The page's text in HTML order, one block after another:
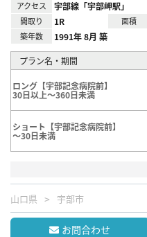
アクセス 宇部線「宇部岬駅」
間取り 1R 面積
築年数 1991年 8月 築
プラン名・期間
ロング【宇部記念病院前】
30日以上～360日未満
ショート【宇部記念病院前】
～30日未満
山口県 宇部市
お問合わせ